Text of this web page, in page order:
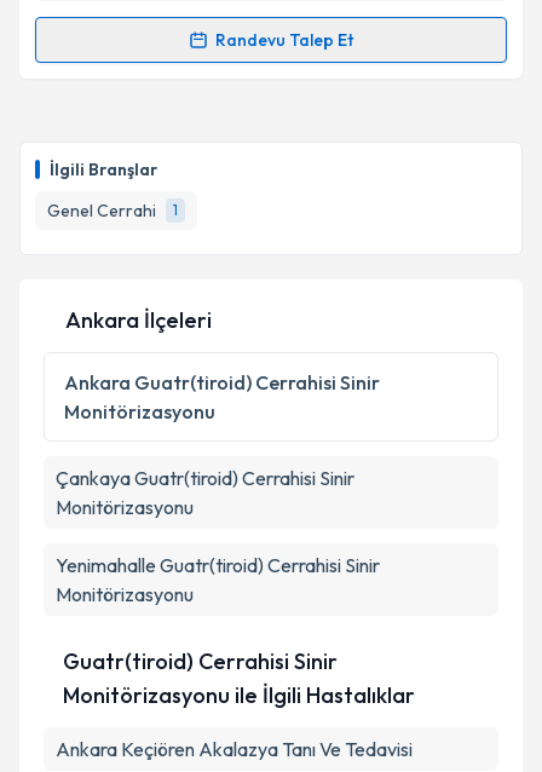
İlgili Branşlar
Genel Cerrahi
1
kapsamda işlenmesini kabul ediyorum.
Randevu Talep Et
Randevu Takvimi Talebi
takvim hazırlandığında e-posta ile bilgilendireceğiz.
E-posta Adresiniz
Kişisel verilerimin işlenmesine ilişkinAydınlatma
Metni
'ni okudum ve kişisel verilerimin belirtilen
kapsamda işlenmesini kabul ediyorum.
Takvim Talebini Gönder
Ankara İlçeleri
Ankara Guatr(tiroid) Cerrahisi Sinir
Monitörizasyonu
ÇankayaGuatr(tiroid) Cerrahisi Sinir
Monitörizasyonu
Yenimahalle Guatr(tiroid) Cerrahisi Sinir
Monitörizasyonu
Guatr(tiroid) Cerrahisi Sinir
Monitörizasyonu ile İlgili Hastalıklar
Ankara Keçiören Akalazya Tanı Ve Tedavisi